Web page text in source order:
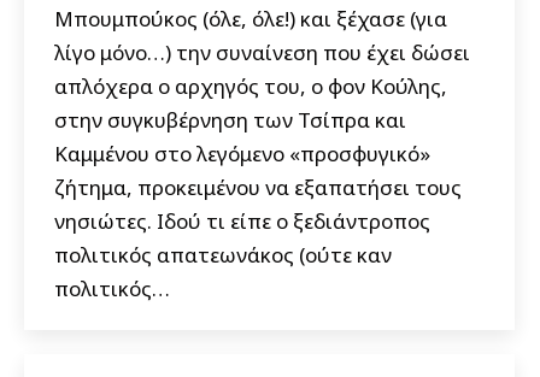
Μπουμπούκος (όλε, όλε!) και ξέχασε (για
λίγο μόνο…) την συναίνεση που έχει δώσει
απλόχερα ο αρχηγός του, ο φον Κούλης,
στην συγκυβέρνηση των Τσίπρα και
Καμμένου στο λεγόμενο «προσφυγικό»
ζήτημα, προκειμένου να εξαπατήσει τους
νησιώτες. Ιδού τι είπε ο ξεδιάντροπος
πολιτικός απατεωνάκος (ούτε καν
πολιτικός…